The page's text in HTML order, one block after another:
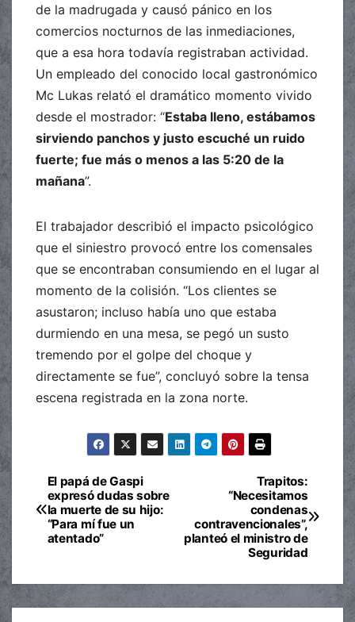
de la madrugada y causó pánico en los
comercios nocturnos de las inmediaciones,
que a esa hora todavía registraban actividad.
Un empleado del conocido local gastronómico
Mc Lukas relató el dramático momento vivido
desde el mostrador: “Estaba lleno, estábamos
sirviendo panchos y justo escuché un ruido
fuerte; fue más o menos a las 5:20 de la
mañana”.
El trabajador describió el impacto psicológico
que el siniestro provocó entre los comensales
que se encontraban consumiendo en el lugar al
momento de la colisión. “Los clientes se
asustaron; incluso había uno que estaba
durmiendo en una mesa, se pegó un susto
tremendo por el golpe del choque y
directamente se fue”, concluyó sobre la tensa
escena registrada en la zona norte.
Navegación
de
Trapitos:
“Necesitamos
condenas
contravencionales”,
planteó el ministro de
Seguridad
El papá de Gaspi
expresó dudas sobre
la muerte de su hijo:
“Para mí fue un
atentado”